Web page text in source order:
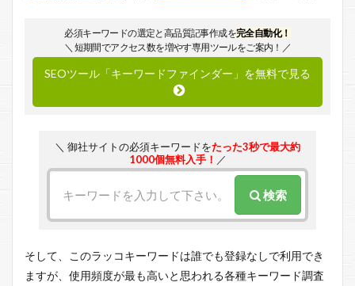
必須キーワードの選定と高品質記事作成を完全自動化！
＼ 短期間でアクセス数を増やす専用ツールをご案内！／
SEOツール「キーワードファインダー」を無料で見る
＼ 御社サイトの必須キーワードをたった3秒で最大約
1000個無料入手！ ／
検索
そして、このラッコキーワードは誰でも登録なしで利用でき
ますが、使用頻度が最も高いと思われる各種キーワード調査